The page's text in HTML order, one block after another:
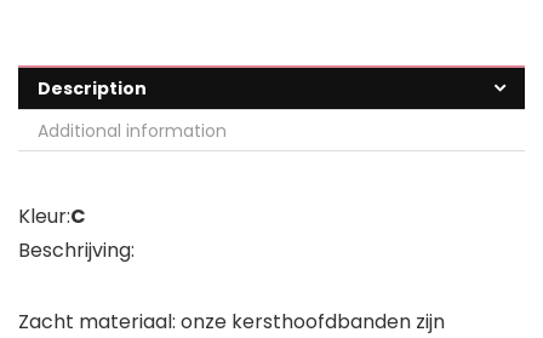
Description
Additional information
Kleur:C
Beschrijving:
Zacht materiaal: onze kersthoofdbanden zijn